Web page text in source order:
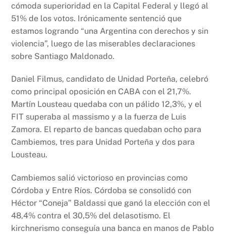
cómoda superioridad en la Capital Federal y llegó al
51% de los votos. Irónicamente sentenció que
estamos logrando “una Argentina con derechos y sin
violencia”, luego de las miserables declaraciones
sobre Santiago Maldonado.
Daniel Filmus, candidato de Unidad Porteña, celebró
como principal oposición en CABA con el 21,7%.
Martín Lousteau quedaba con un pálido 12,3%, y el
FIT superaba al massismo y a la fuerza de Luis
Zamora. El reparto de bancas quedaban ocho para
Cambiemos, tres para Unidad Porteña y dos para
Lousteau.
Cambiemos salió victorioso en provincias como
Córdoba y Entre Ríos. Córdoba se consolidó con
Héctor “Coneja” Baldassi que ganó la elección con el
48,4% contra el 30,5% del delasotismo. El
kirchnerismo conseguía una banca en manos de Pablo